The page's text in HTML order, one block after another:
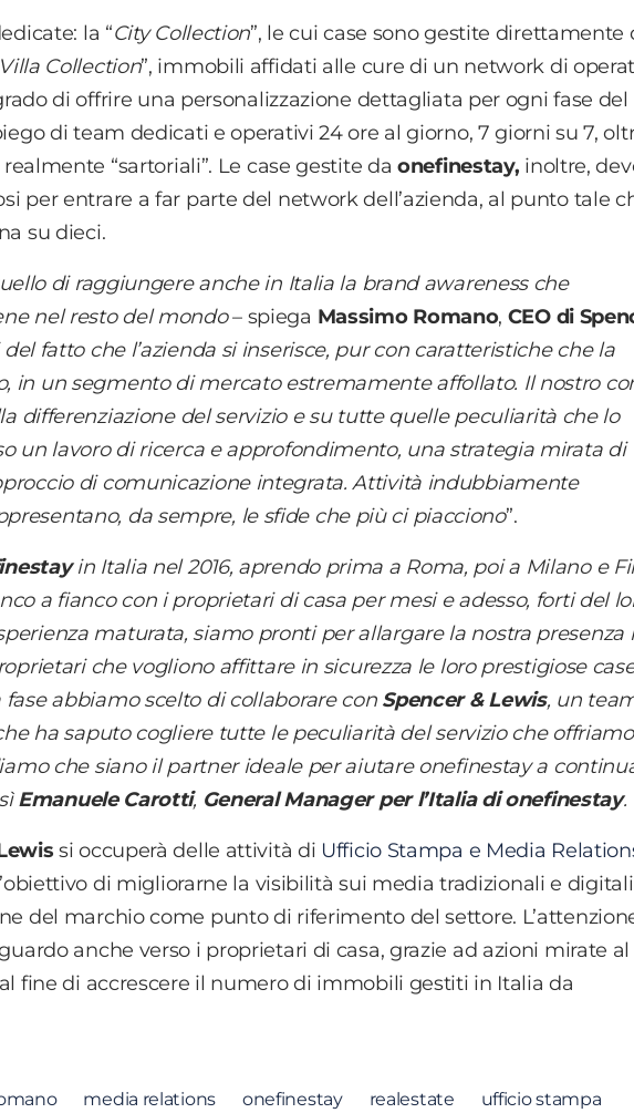
la “City Collection”, le cui case sono gestite direttamente
Villa Collection”, immobili affidati alle cure di un network di
di offrire una personalizzazione dettagliata per ogni fase del
di team dedicati e operativi 24 ore al giorno, 7 giorni su 7,
“sartoriali”. Le case gestite daonefinestay, inoltre,
per entrare a far parte del network dell’azienda, al punto tale
su dieci.
di raggiungere anche in Italia la brand awareness che
nel resto del mondo– spiega Massimo Romano, CEO di
fatto che l’azienda si inserisce, pur con caratteristiche che la
in un segmento di mercato estremamente affollato. Il nostro
differenziazione del servizio e su tutte quelle peculiarità che lo
un lavoro di ricerca e approfondimento, una strategia mirata di
di comunicazione integrata. Attività indubbiamente
da sempre, le sfide che più ci piacciono”.
in Italia nel 2016, aprendo prima a Roma, poi a Milano e
a fianco con i proprietari di casa per mesi e adesso, forti del
maturata, siamo pronti per allargare la nostra presenza
che vogliono affittare in sicurezza le loro prestigiose
abbiamo scelto di collaborare con Spencer & Lewis, un
ha saputo cogliere tutte le peculiarità del servizio che
che siano il partner ideale per aiutare onefinestay a
Emanuele Carotti, General Manager per l’Italia di onefinestay.
si occuperà delle attività di Ufficio Stampa e Media
di migliorarne la visibilità sui media tradizionali e
del marchio come punto di riferimento del settore.
anche verso i proprietari di casa, grazie ad azioni mirate
fine di accrescere il numero di immobili gestiti in Italia da
media relations onefinestay realestate ufficio stampa